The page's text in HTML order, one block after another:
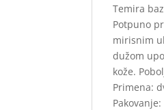
Temira
Potpuno
mirisnim
dužom
kože.
Primena: